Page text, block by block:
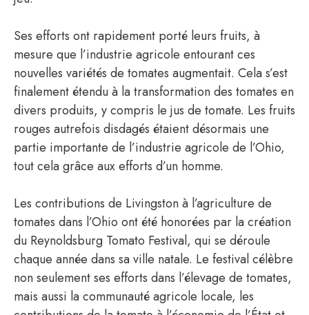
Ses efforts ont rapidement porté leurs fruits, à
mesure que l’industrie agricole entourant ces
nouvelles variétés de tomates augmentait. Cela s’est
finalement étendu à la transformation des tomates en
divers produits, y compris le jus de tomate. Les fruits
rouges autrefois disdagés étaient désormais une
partie importante de l’industrie agricole de l’Ohio,
tout cela grâce aux efforts d’un homme.
Les contributions de Livingston à l’agriculture de
tomates dans l’Ohio ont été honorées par la création
du Reynoldsburg Tomato Festival, qui se déroule
chaque année dans sa ville natale. Le festival célèbre
non seulement ses efforts dans l’élevage de tomates,
mais aussi la communauté agricole locale, les